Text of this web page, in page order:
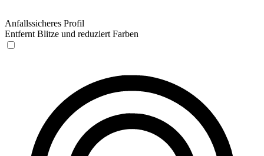
Anfallssicheres Profil
Entfernt Blitze und reduziert Farben